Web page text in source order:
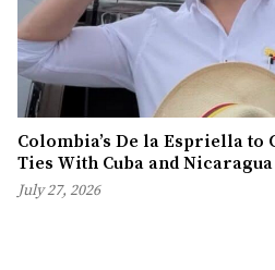
Colombia’s De la Espriella to
Ties With Cuba and Nicaragua
July 27, 2026